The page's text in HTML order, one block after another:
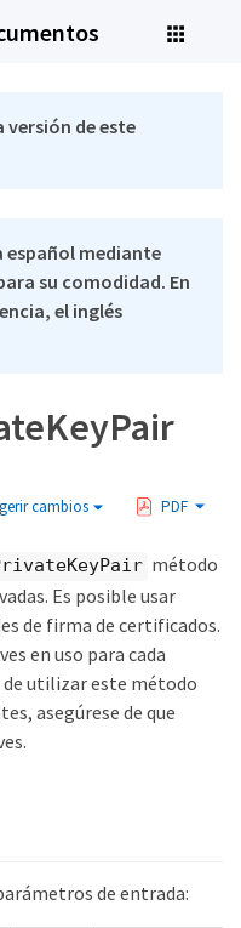
versión de este
español mediante
su comodidad. En
el inglés
cambios PDF
método
Es posible usar
de firma de certificados.
en uso para cada
utilizar este método
asegúrese de que
de entrada: